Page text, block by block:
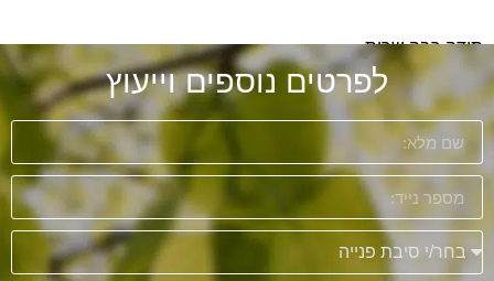
תודה רבה שרית
לפרטים נוספים וייעוץ